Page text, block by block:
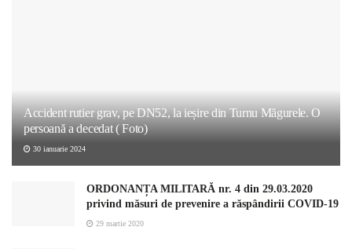
Accident rutier grav, pe DN52, la ieșire din Turnu Măgurele. O
persoană a decedat ( Foto)
30 ianuarie 2024
ORDONANȚA MILITARĂ nr. 4 din 29.03.2020
privind măsuri de prevenire a răspândirii COVID-19
29 martie 2020